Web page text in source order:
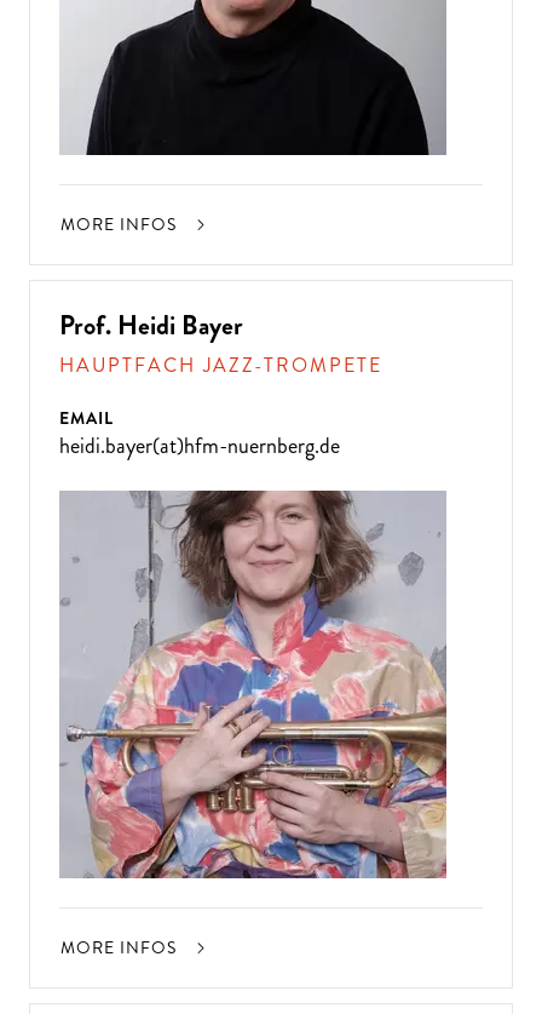
MORE INFOS
Prof. Heidi Bayer
HAUPTFACH JAZZ-TROMPETE
EMAIL
heidi.bayer(at)hfm-nuernberg.de
MORE INFOS